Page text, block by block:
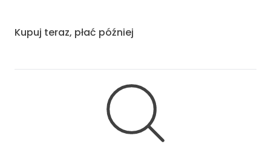
Kupuj teraz, płać później